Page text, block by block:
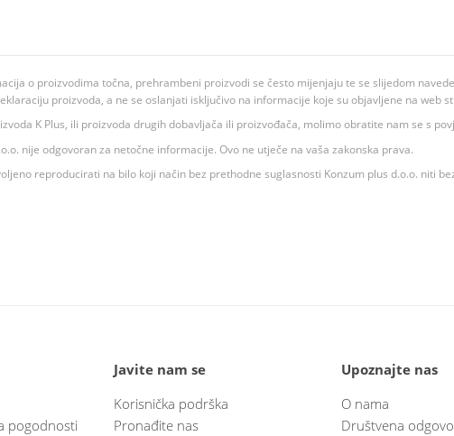
o proizvodima točna, prehrambeni proizvodi se često mijenjaju te se slijedom
proizvoda, a ne se oslanjati isključivo na informacije koje su objavljene na web
K Plus, ili proizvoda drugih dobavljača ili proizvođača, molimo obratite nam se s
nije odgovoran za netočne informacije. Ovo ne utječe na vaša zakonska prava.
reproducirati na bilo koji način bez prethodne suglasnosti Konzum plus d.o.o. niti
pogodnosti
Javite nam se
Korisnička podrška
Pronađite nas
Upoznajte nas
O nama
Društvena